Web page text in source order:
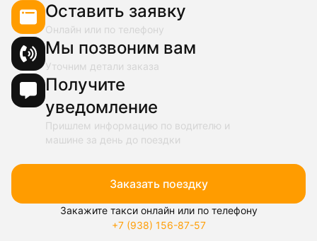
Оставить заявку
Онлайн или по телефону
Мы позвоним вам
Уточним детали заказа
Получите
уведомление
Пришлем информацию по водителю и
машине за день до поездки
Заказать поездку
Закажите такси онлайн или по телефону
+7 (938) 156-87-57